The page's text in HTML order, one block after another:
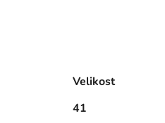
Velikost
41